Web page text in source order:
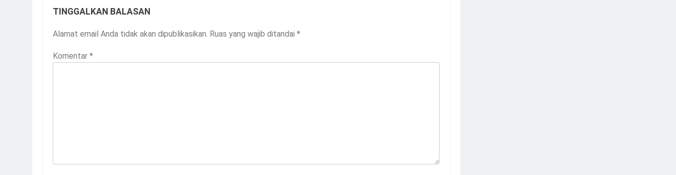
TINGGALKAN BALASAN
Alamat email Anda tidak akan dipublikasikan. Ruas yang wajib ditandai *
Komentar *